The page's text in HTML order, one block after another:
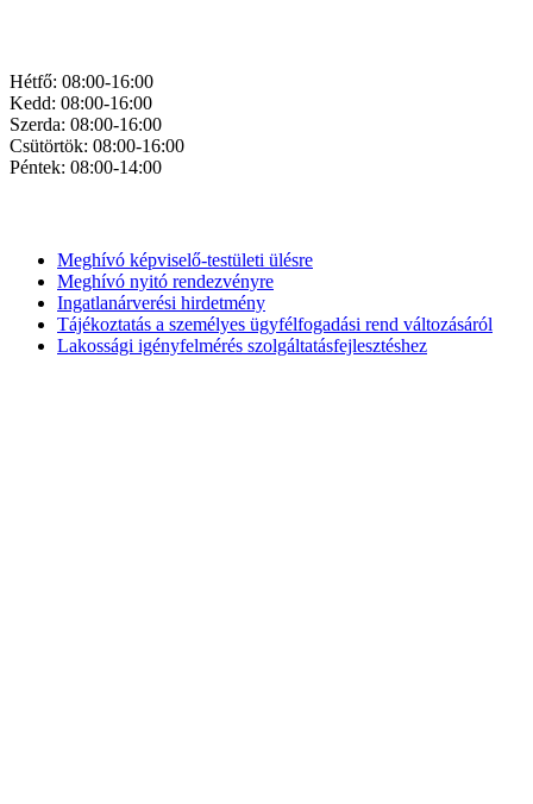
Hétfő: 08:00-16:00
Kedd: 08:00-16:00
Szerda: 08:00-16:00
Csütörtök: 08:00-16:00
Péntek: 08:00-14:00
Meghívó képviselő-testületi ülésre
Meghívó nyitó rendezvényre
Ingatlanárverési hirdetmény
Tájékoztatás a személyes ügyfélfogadási rend változásáról
Lakossági igényfelmérés szolgáltatásfejlesztéshez